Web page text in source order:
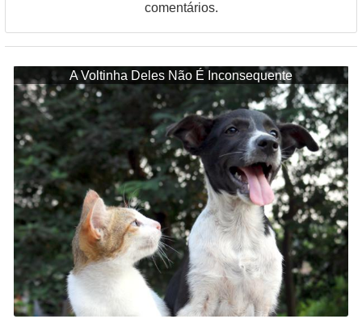
comentários.
A Voltinha Deles Não É Inconsequente